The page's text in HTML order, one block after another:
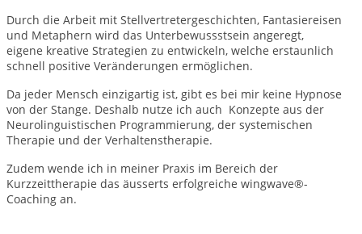
Durch die Arbeit mit Stellvertretergeschichten, Fantasiereisen
und Metaphern wird das Unterbewussstsein angeregt,
eigene kreative Strategien zu entwickeln, welche erstaunlich
schnell positive Veränderungen ermöglichen.
Da jeder Mensch einzigartig ist, gibt es bei mir keine Hypnose
von der Stange. Deshalb nutze ich auch Konzepte aus der
Neurolinguistischen Programmierung, der systemischen
Therapie und der Verhaltenstherapie.
Zudem wende ich in meiner Praxis im Bereich der
Kurzzeittherapie das äusserts erfolgreiche wingwave®-
Coaching an.